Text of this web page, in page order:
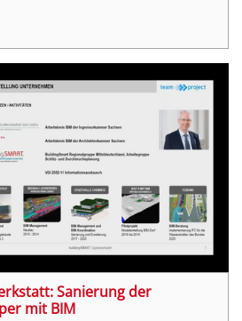
Sanierung der
mit BIM